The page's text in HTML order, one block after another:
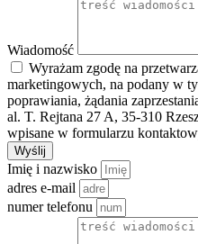
Wiadomość
Wyrażam zgodę na
marketingowych, na podany w
poprawiania, żądania
al. T. Rejtana 27 A, 35-310
wpisane w formularzu
Wyślij
Imię i nazwisko
adres e-mail
numer telefonu